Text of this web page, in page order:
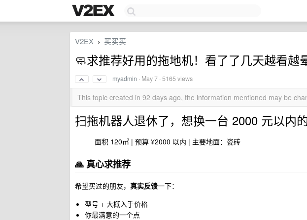
V2EX › 买买买
🧼求推荐好用的拖地机！看了了几天越看越
myadmin · May 7 · 5165 views
This topic created in 92 days ago, the information mentioned may be
扫拖机器人退休了，想换一台 2000 元以内
面积 120㎡ | 预算 ¥2000 以内 | 主要地面：瓷砖
🙏 真心求推荐
希望买过的朋友， 真实反馈一下：
型号 + 大概入手价格
你最满意的一个点